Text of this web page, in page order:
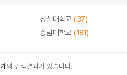
창신대학교 (37)
충남대학교 (181)
개의 검색결과가 있습니다.